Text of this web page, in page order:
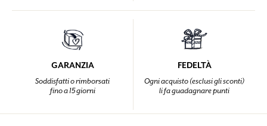
GARANZIA
Soddisfatti o rimborsati
fino a 15 giorni
FEDELTÀ
Ogni acquisto (esclusi gli sconti)
li fa guadagnare punti